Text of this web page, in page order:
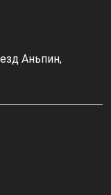
Аньпин,